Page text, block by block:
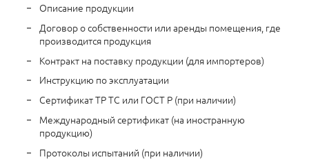
Описание продукции
Договор о собственности или аренды помещения, где
производится продукция
Контракт на поставку продукции (для импортеров)
Инструкцию по эксплуатации
Сертификат ТР ТС или ГОСТ Р (при наличии)
Международный сертификат (на иностранную
продукцию)
Протоколы испытаний (при наличии)